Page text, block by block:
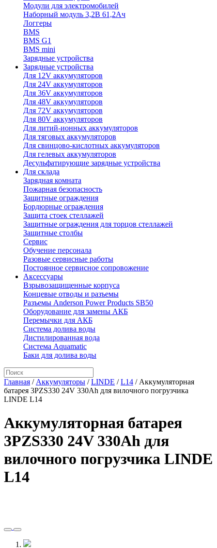
Модули для электромобилей
Наборный модуль 3,2В 61,2Ач
Логгеры
BMS
BMS G1
BMS mini
Зарядные устройства
Зарядные устройства
Для 12V аккумуляторов
Для 24V аккумуляторов
Для 36V аккумуляторов
Для 48V аккумуляторов
Для 72V аккумуляторов
Для 80V аккумуляторов
Для литий-ионных аккумуляторов
Для тяговых аккумуляторов
Для свинцово-кислотных аккумуляторов
Для гелевых аккумуляторов
Десульфатирующие зарядные устройства
Для склада
Зарядная комната
Пожарная безопасность
Защитные ограждения
Бордюрные ограждения
Защита стоек стеллажей
Защитные ограждения для торцов стеллажей
Защитные столбы
Сервис
Обучение персонала
Разовые сервисные работы
Постоянное сервисное сопровожение
Аксессуары
Взрывозащищенные корпуса
Концевые отводы и разъемы
Разъемы Anderson Power Products SB50
Оборудование для замены АКБ
Перемычки для АКБ
Система долива воды
Дистилированная вода
Система Aquamatic
Баки для долива воды
Главная / Аккумуляторы /LINDE /L14 / Аккумуляторная
батарея 3PZS330 24V 330Ah для вилочного погрузчика
LINDE L14
Аккумуляторная батарея
3PZS330 24V 330Ah для
вилочного погрузчика LINDE
L14